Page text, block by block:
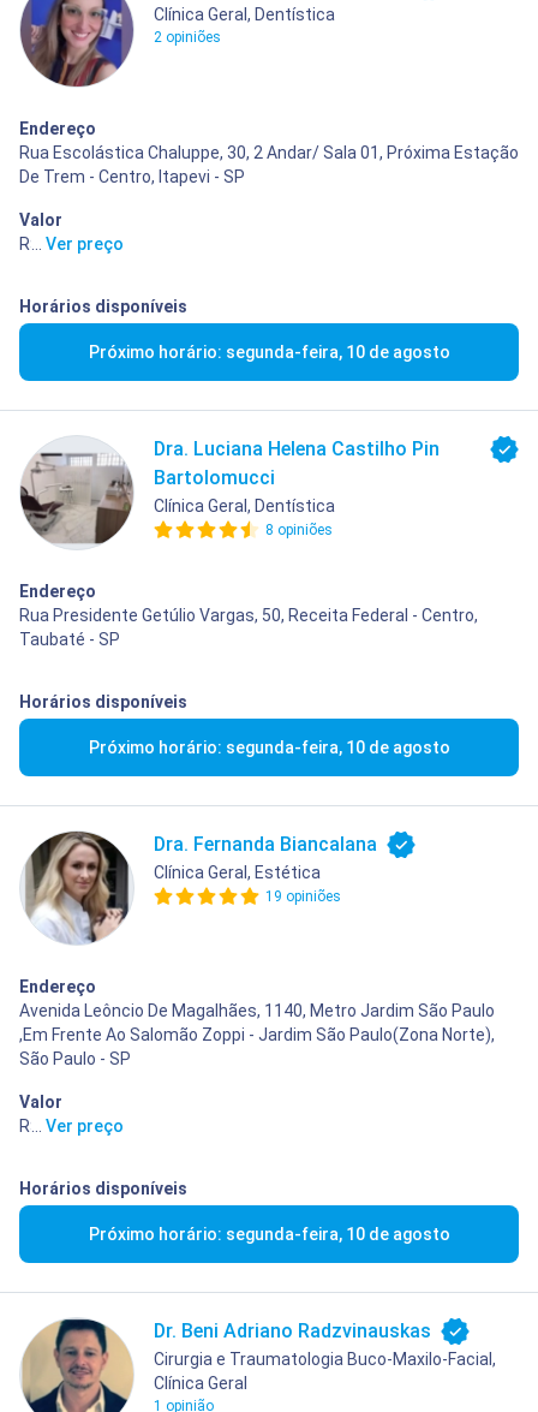
Clínica Geral, Dentística
2 opiniões
Endereço
Rua Escolástica Chaluppe, 30, 2 Andar/ Sala 01, Próxima Estação
De Trem - Centro, Itapevi - SP
Valor
R$ 50,00
Ver preço
Horários disponíveis
Próximo horário: segunda-feira, 10 de agosto
Dra. Luciana Helena Castilho Pin
Bartolomucci
Clínica Geral, Dentística
8 opiniões
Endereço
Rua Presidente Getúlio Vargas, 50, Receita Federal - Centro,
Taubaté - SP
Horários disponíveis
Próximo horário: segunda-feira, 10 de agosto
Dra. Fernanda Biancalana
Clínica Geral, Estética
19 opiniões
Endereço
Avenida Leôncio De Magalhães, 1140, Metro Jardim São Paulo
,Em Frente Ao Salomão Zoppi - Jardim São Paulo(Zona Norte),
São Paulo - SP
Valor
R$ 10,00
Ver preço
Horários disponíveis
Próximo horário: segunda-feira, 10 de agosto
Dr. Beni Adriano Radzvinauskas
Cirurgia e Traumatologia Buco-Maxilo-Facial,
Clínica Geral
1 opinião